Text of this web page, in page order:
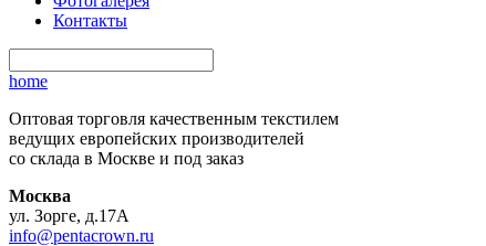
Контакты
home
Оптовая торговля качественным текстилем
ведущих европейских производителей
со склада в Москве и под заказ
Москва
ул. Зорге, д.17А
info@pentacrown.ru